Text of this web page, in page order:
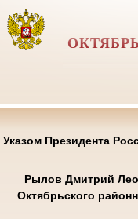
Указом Президента
Рылов Дмитрий
Октябрьского